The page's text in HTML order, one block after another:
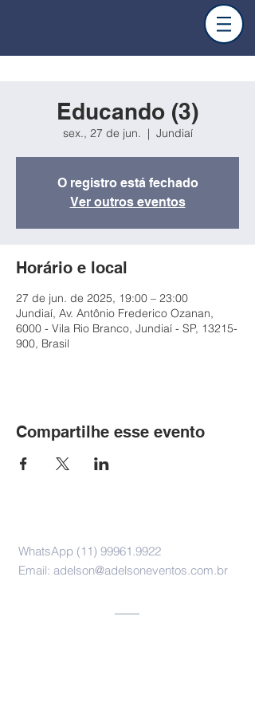
Educando (3)
sex., 27 de jun.
  |
Jundiaí
O registro está fechado
Ver outros eventos
Horário e local
27 de jun. de 2025, 19:00 – 23:00
Jundiaí, Av. Antônio Frederico Ozanan,
6000 - Vila Rio Branco, Jundiaí - SP, 13215-
900, Brasil
Compartilhe esse evento
WhatsApp (11) 99961.9922
Email: adelson@adelsoneventos.com.br